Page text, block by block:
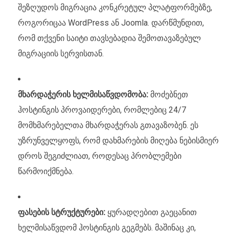
შეზღუდოს მიგრაცია კონკრეტულ პლატფორმებზე,
როგორიცაა WordPress ან Joomla. დარწმუნდით,
რომ თქვენი საიტი თავსებადია შემოთავაზებულ
მიგრაციის სერვისთან.
მხარდაჭერის ხელმისაწვდომობა: მოძებნეთ
ჰოსტინგის პროვაიდერები, რომლებიც 24/7
მომხმარებელთა მხარდაჭერას გთავაზობენ. ეს
უზრუნველყოფს, რომ დახმარების მიღება ნებისმიერ
დროს შეგიძლიათ, როდესაც პრობლემები
წარმოიქმნება.
ფასების სტრუქტურები: ყურადღებით გაეცანით
ხელმისაწვდომ ჰოსტინგის გეგმებს. მაშინაც კი,